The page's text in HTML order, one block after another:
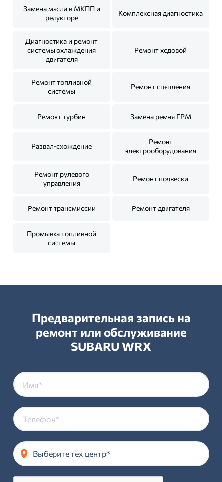
Замена масла в МКПП и
редукторе
Комплексная диагностика
Диагностика и ремонт
системы охлаждения
двигателя
Ремонт ходовой
Ремонт топливной
системы
Ремонт сцепления
Ремонт турбин Замена ремня ГРМ
Развал-схождение
Ремонт
электрооборудования
Ремонт рулевого
управления
Ремонт подвески
Ремонт трансмиссии Ремонт двигателя
Промывка топливной
системы
Предварительная запись на
ремонт или обслуживание
SUBARU WRX
Выберите тех центр*